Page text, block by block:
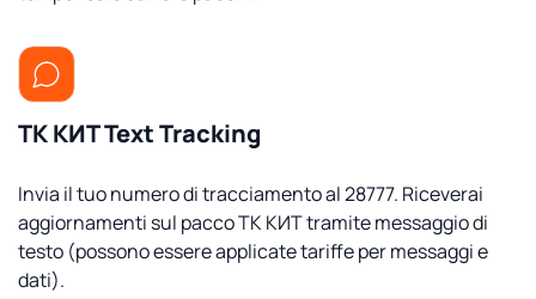
ТК КИТ Text Tracking
Invia il tuo numero di tracciamento al 28777. Riceverai
aggiornamenti sul pacco ТК КИТ tramite messaggio di
testo (possono essere applicate tariffe per messaggi e
dati).